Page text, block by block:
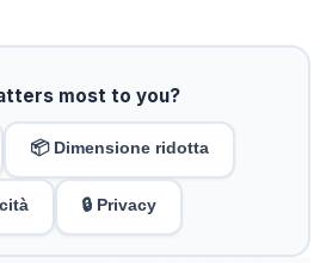
most to you?
📦 Dimensione ridotta
🔒 Privacy